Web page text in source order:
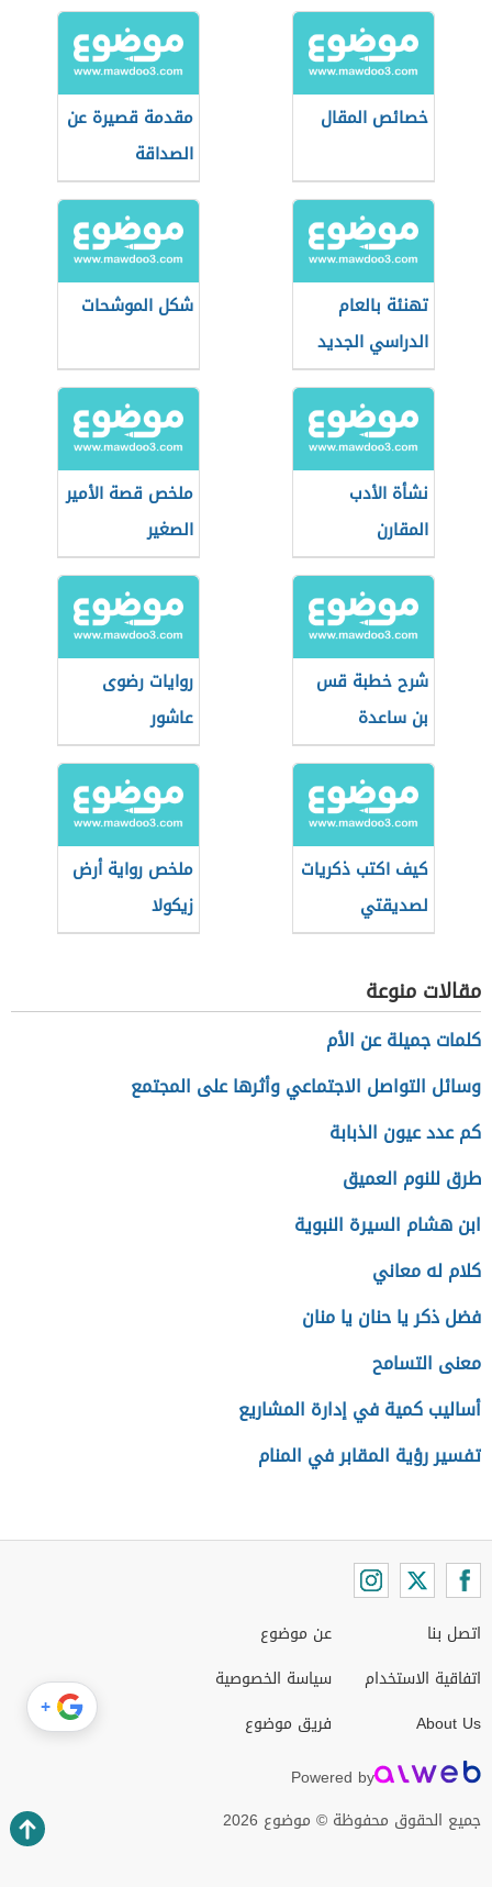
خصائص المقال
مقدمة قصيرة عن
الصداقة
تهنئة بالعام
الدراسي الجديد
شكل الموشحات
نشأة الأدب
المقارن
ملخص قصة الأمير
الصغير
شرح خطبة قس
بن ساعدة
روايات رضوى
عاشور
كيف اكتب ذكريات
لصديقتي
ملخص رواية أرض
زيكولا
مقالات منوعة
كلمات جميلة عن الأم
وسائل التواصل الاجتماعي وأثرها على المجتمع
كم عدد عيون الذبابة
طرق للنوم العميق
ابن هشام السيرة النبوية
كلام له معاني
فضل ذكر يا حنان يا منان
معنى التسامح
أساليب كمية في إدارة المشاريع
تفسير رؤية المقابر في المنام
اتصل بنا
اتفاقية الاستخدام
About Us
عن موضوع
سياسة الخصوصية
فريق موضوع
Powered by
جميع الحقوق محفوظة © موضوع 2026
+